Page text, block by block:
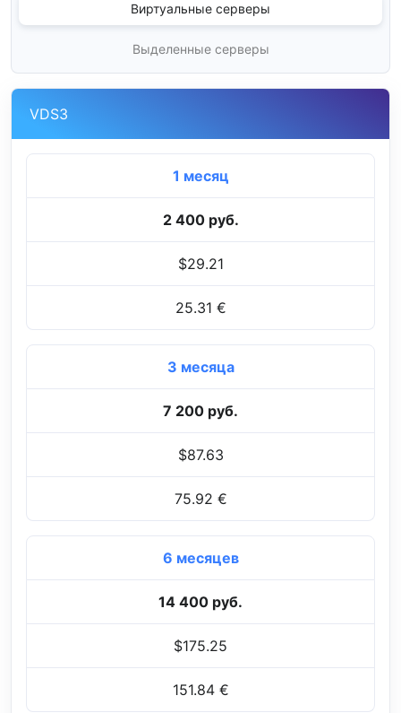
Виртуальные серверы
Выделенные серверы
VDS3
1 месяц
2 400 руб.
$29.21
25.31 €
3 месяца
7 200 руб.
$87.63
75.92 €
6 месяцев
14 400 руб.
$175.25
151.84 €